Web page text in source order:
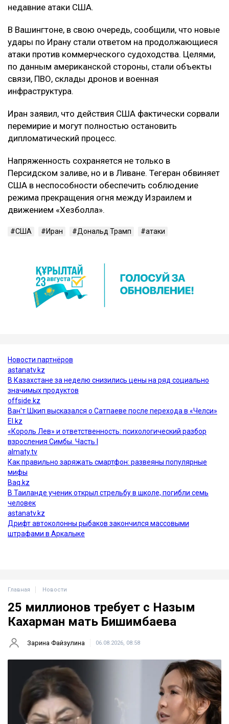
недавние атаки США.
В Вашингтоне, в свою очередь, сообщили, что новые
удары по Ирану стали ответом на продолжающиеся
атаки против коммерческого судоходства. Целями,
по данным американской стороны, стали объекты
связи, ПВО, склады дронов и военная
инфраструктура.
Иран заявил, что действия США фактически сорвали
перемирие и могут полностью остановить
дипломатический процесс.
Напряженность сохраняется не только в
Персидском заливе, но и в Ливане. Тегеран обвиняет
США в неспособности обеспечить соблюдение
режима прекращения огня между Израилем и
движением «Хезболла».
США Иран Дональд Трамп атаки
Новости
25 миллионов требует с Назым